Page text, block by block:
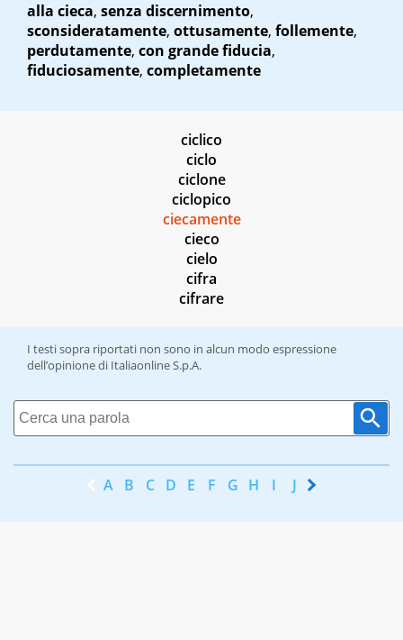
alla cieca, senza discernimento,
sconsideratamente, ottusamente, follemente,
perdutamente, con grande fiducia,
fiduciosamente, completamente
ciclico
ciclo
ciclone
ciclopico
ciecamente
cieco
cielo
cifra
cifrare
I testi sopra riportati non sono in alcun modo espressione
dell’opinione di Italiaonline S.p.A.
A B C D E F G H I J K